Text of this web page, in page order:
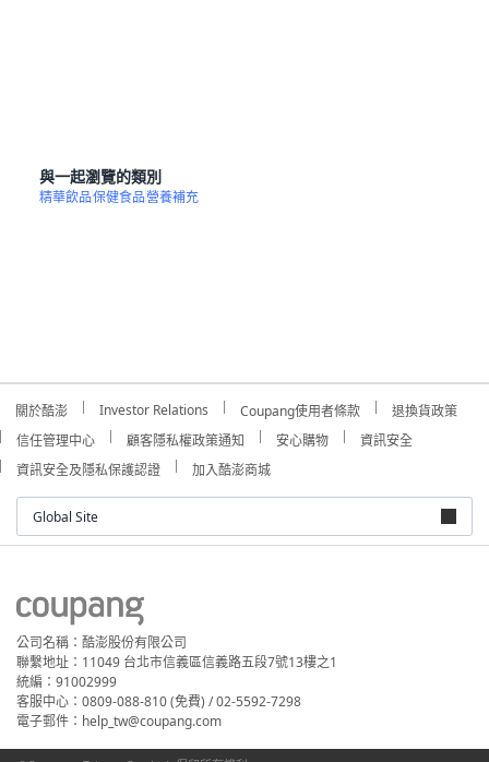
與一起瀏覽的類別
精華飲品保健食品營養補充
關於酷澎 Investor Relations Coupang使用者條款
退換貨政策
信任管理中心
顧客隱私權政策通知 安心購物
資訊安全
資訊安全及隱私保護認證
加入酷澎商城
Global Site
公司名稱：酷澎股份有限公司
聯繫地址：11049 台北市信義區信義路五段7號13樓之1
統編：91002999
客服中心：0809-088-810 (免費) / 02-5592-7298
電子郵件：help_tw@coupang.com